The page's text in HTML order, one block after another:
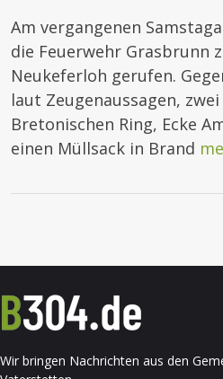
Am vergangenen
die Feuerwehr Grasbrunn
Neukeferloh gerufen.
laut Zeugenaussagen,
Bretonischen Ring, Ecke
einen Müllsack in Brand
Wir bringen Nachrichten aus den